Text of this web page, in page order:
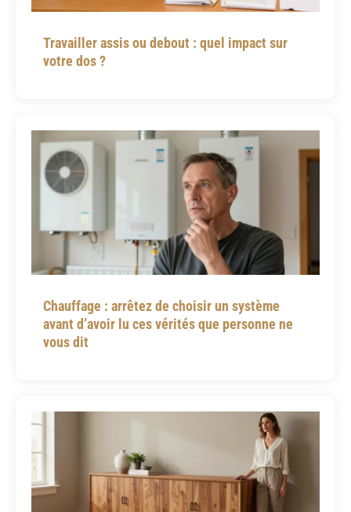
Travailler assis ou debout : quel impact sur
votre dos ?
Chauffage : arrêtez de choisir un système
avant d’avoir lu ces vérités que personne ne
vous dit